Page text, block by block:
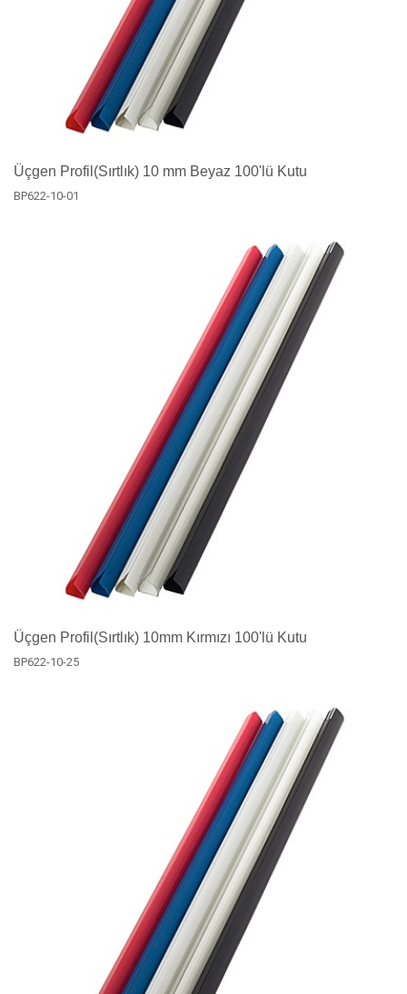
Üçgen Profil(Sırtlık) 10 mm Beyaz 100'lü Kutu
BP622-10-01
Üçgen Profil(Sırtlık) 10mm Kırmızı 100'lü Kutu
BP622-10-25